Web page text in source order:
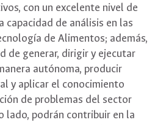
con un excelente nivel de
capacidad de análisis en las
de Alimentos; además,
de generar, dirigir y ejecutar
autónoma, producir
y aplicar el conocimiento
de problemas del sector
lado, podrán contribuir en la